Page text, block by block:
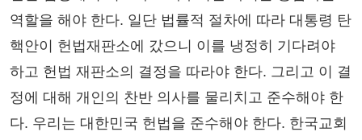
역할을 해야 한다. 일단 법률적 절차에 따라 대통령 탄
핵안이 헌법재판소에 갔으니 이를 냉정히 기다려야
하고 헌법 재판소의 결정을 따라야 한다. 그리고 이 결
정에 대해 개인의 찬반 의사를 물리치고 준수해야 한
다. 우리는 대한민국 헌법을 준수해야 한다. 한국교회